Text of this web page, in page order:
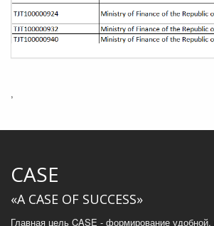
,
CASE
«A CASE OF SUCCESS»
Главная цель CASE - формирование удобной,